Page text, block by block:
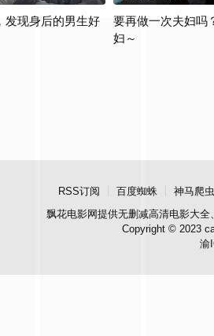
发现身后的男生好
要再做一次夫妇吗
妇～
RSS订阅 百度蜘蛛 神马爬虫
飘花电影网提供无删减高清电影大
Copyright © 2023
渝